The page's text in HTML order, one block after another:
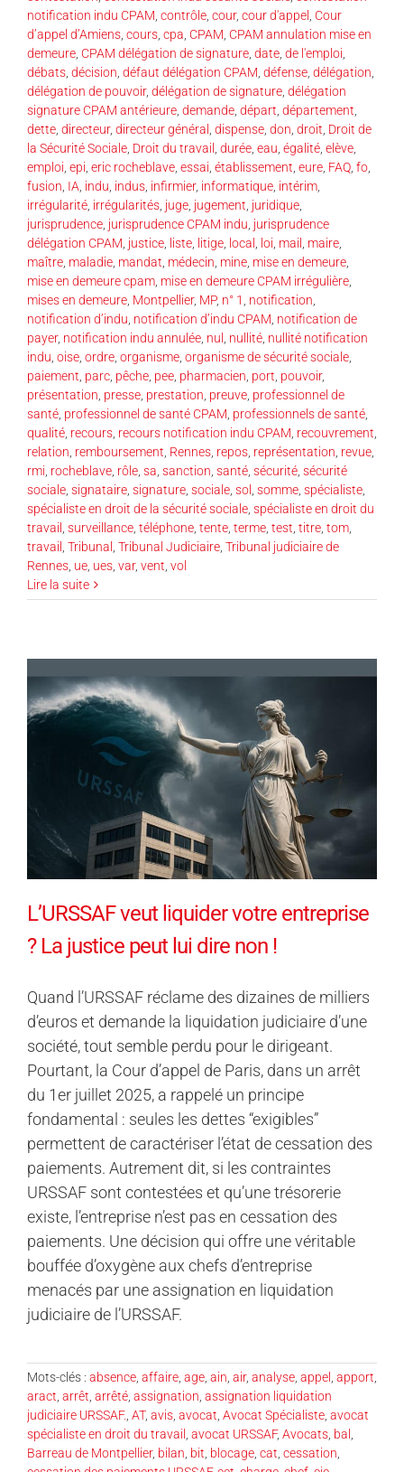
notification indu CPAM contrôle cour, cour d'appel
Cour
d’appel d’Amiens cours cpa CPAM CPAM annulation mise en
demeure CPAM délégation de signature date de l'emploi
débats décision défaut délégation CPAM défense délégation
délégation de pouvoir, délégation de signature délégation
signature CPAM antérieure demande départ département
dette directeur, directeur général dispense don droit Droit de
la Sécurité Sociale Droit du travail durée eau égalité elève
emploi epi eric rocheblave essai établissement eure FAQ fo
fusion IA indu indus infirmier, informatique intérim
irrégularité irrégularités juge jugement juridique
jurisprudence jurisprudence CPAM indu jurisprudence
délégation CPAM justice liste litige local loi mail maire
maître maladie mandat médecin mine mise en demeure
mise en demeure cpam mise en demeure CPAM irrégulière
mises en demeure Montpellier, MP, n° 1 notification
notification d’indu notification d’indu CPAM notification de
payer, notification indu annulée nul nullité nullité notification
indu oise ordre organisme organisme de sécurité sociale
paiement parc pêche pee pharmacien port pouvoir,
présentation presse prestation preuve professionnel de
santé professionnel de santé CPAM professionnels de santé
qualité recours recours notification indu CPAM recouvrement
relation remboursement Rennes repos représentation revue
rmi rocheblave rôle sa sanction santé sécurité sécurité
sociale signataire signature sociale sol somme spécialiste
spécialiste en droit de la sécurité sociale spécialiste en droit du
travail
surveillance téléphone tente terme test titre tom
travail
Tribunal Tribunal Judiciaire Tribunal judiciaire de
Rennes ue ues var, vent vol
Lire la suite
L’URSSAF veut liquider votre entreprise
? La justice peut lui dire non !
Quand l’URSSAF réclame des dizaines de milliers
d’euros et demande la liquidation judiciaire d’une
société, tout semble perdu pour le dirigeant.
Pourtant, la Cour d’appel de Paris, dans un arrêt
du 1er juillet 2025, a rappelé un principe
fondamental : seules les dettes “exigibles”
permettent de caractériser l’état de cessation des
paiements. Autrement dit, si les contraintes
URSSAF sont contestées et qu’une trésorerie
existe, l’entreprise n’est pas en cessation des
paiements. Une décision qui offre une véritable
bouffée d’oxygène aux chefs d’entreprise
menacés par une assignation en liquidation
judiciaire de l’URSSAF.
Mots-clés : absence, affaire, age, ain, air, analyse, appel , apport,
aract, arrêt, arrêté, assignation, assignation liquidation
judiciaire URSSAF., AT, avis, avocat, Avocat Spécialiste, avocat
spécialiste en droit du travail , avocat URSSAF, Avocats, bal ,
Barreau de Montpellier, bilan, bit, blocage, cat, cessation,